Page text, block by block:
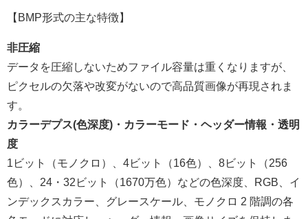
【BMP形式の主な特徴】
非圧縮
データを圧縮しないためファイル容量は重くなりますが、
ピクセルの欠落や改変がないので高品質画像が再現されま
す。
カラーデプス(色深度)・カラーモード・ヘッダー情報・透明
度
1ビット（モノクロ）、4ビット（16色）、8ビット（256
色）、24・32ビット（1670万色）などの色深度、
RGB、イ
ンデックスカラー、グレースケール、モノクロ 2 階調の各